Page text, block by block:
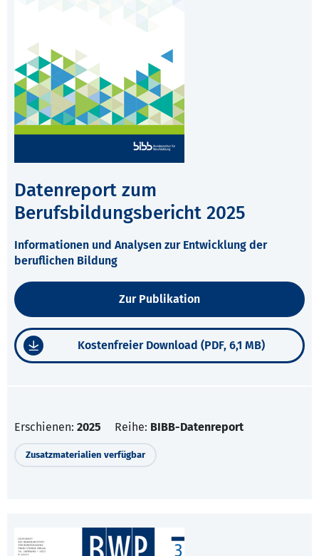
Datenreport zum
Berufsbildungsbericht 2025
Informationen und Analysen zur Entwicklung der
beruflichen Bildung
Zur Publikation
Kostenfreier Download (PDF, 6,1 MB)
Erschienen: 2025 Reihe: BIBB-Datenreport
Zusatzmaterialien verfügbar